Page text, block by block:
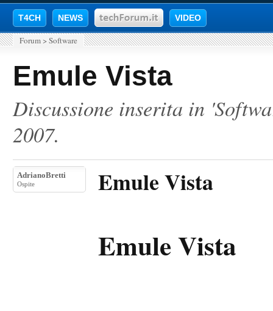
T4CH NEWS VIDEO
Forum > Software
Emule Vista
Discussione inserita in '
2007.
AdrianoBretti
Ospite Emule Vista
Emule Vista